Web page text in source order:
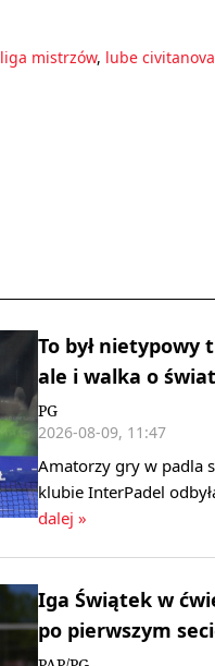
liga mistrzów, lube civitanova
To był
ale i walka o
PG
2026-08-09, 11:47
Amatorzy gry w padla
klubie InterPadel
dalej »
Iga Świątek w
po pierwszym